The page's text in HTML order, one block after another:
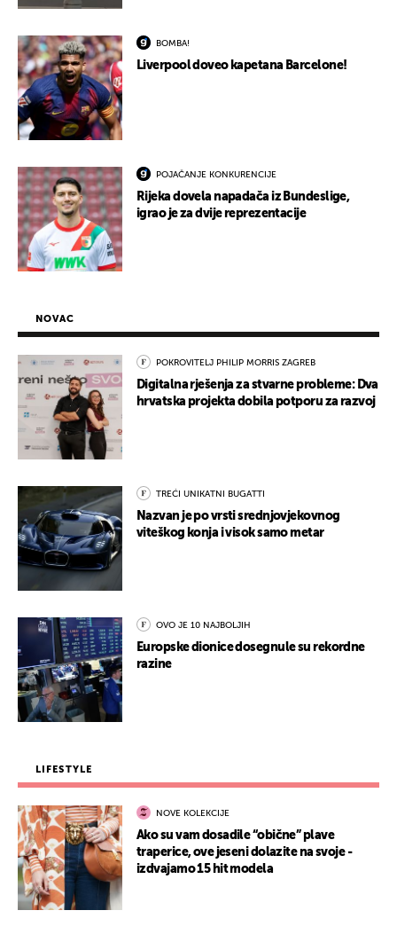
BOMBA!
Liverpool doveo kapetana Barcelone!
POJAČANJE KONKURENCIJE
Rijeka dovela napadača iz Bundeslige,
igrao je za dvije reprezentacije
NOVAC
POKROVITELJ PHILIP MORRIS ZAGREB
Digitalna rješenja za stvarne probleme: Dva
hrvatska projekta dobila potporu za razvoj
TREĆI UNIKATNI BUGATTI
Nazvan je po vrsti srednjovjekovnog
viteškog konja i visok samo metar
OVO JE 10 NAJBOLJIH
Europske dionice dosegnule su rekordne
razine
LIFESTYLE
NOVE KOLEKCIJE
Ako su vam dosadile “obične” plave
traperice, ove jeseni dolazite na svoje -
izdvajamo 15 hit modela